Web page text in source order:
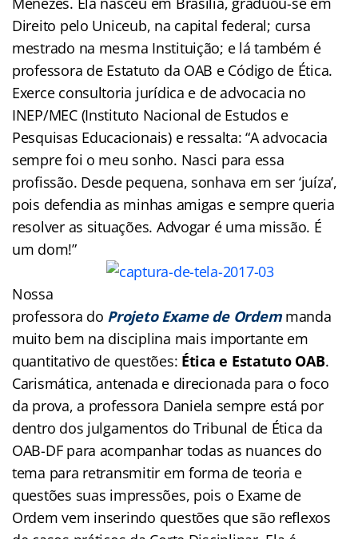
Direito pelo Uniceub, na capital federal; cursa
mestrado na mesma Instituição; e lá também é
professora de Estatuto da OAB e Código de Ética.
Exerce consultoria jurídica e de advocacia no
INEP/MEC (Instituto Nacional de Estudos e
Pesquisas Educacionais) e ressalta: “A advocacia
sempre foi o meu sonho. Nasci para essa
profissão. Desde pequena, sonhava em ser ‘juíza’,
pois defendia as minhas amigas e sempre queria
resolver as situações. Advogar é uma missão. É
um dom!”
Nossa
professora do Projeto Exame de Ordemmanda
muito bem na disciplina mais importante em
quantitativo de questões: Ética e Estatuto OAB.
Carismática, antenada e direcionada para o foco
da prova, a professora Daniela sempre está por
dentro dos julgamentos do Tribunal de Ética da
OAB-DF para acompanhar todas as nuances do
tema para retransmitir em forma de teoria e
questões suas impressões, pois o Exame de
Ordem vem inserindo questões que são reflexos